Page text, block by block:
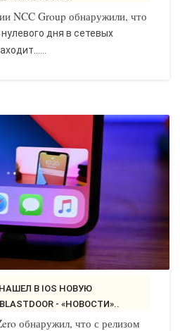
NCC Group обнаружили, что
дня в сетевых
- «НОВОСТИ»..
обнаружил, что с релизом